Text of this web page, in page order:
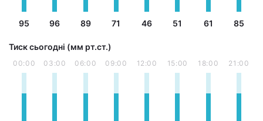
95 96 89 71 46 51 61 85
Тиск сьогодні (мм рт.ст.)
00:00 03:00 06:00 09:00 12:00 15:00 18:00 21:00